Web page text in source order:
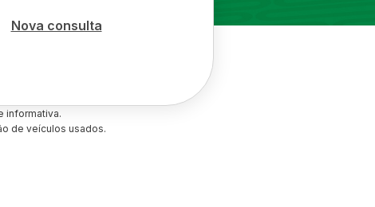
Nova consulta
informativa.
de veículos usados.